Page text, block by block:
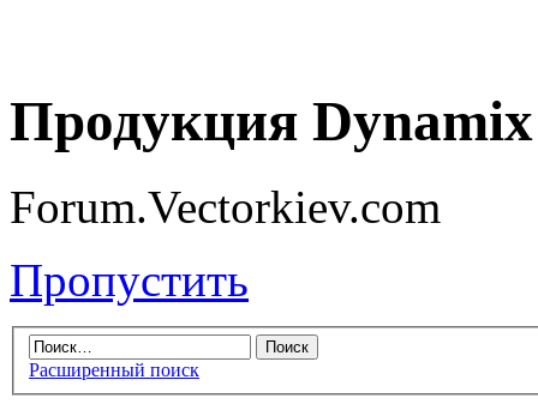
Продукция
Forum.Vectorkiev.com
Пропустить
Расширенный поиск